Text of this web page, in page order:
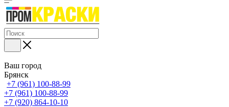
Ваш город
Брянск
+7 (961) 100-88-99
+7 (961) 100-88-99
+7 (920) 864-10-10